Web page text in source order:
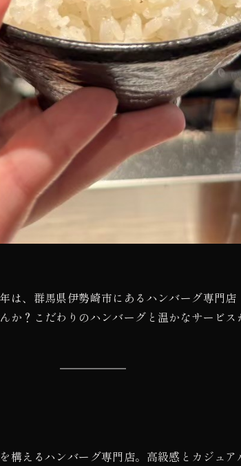
は、群馬県伊勢崎市にあるハンバーグ専門
か？こだわりのハンバーグと温かなサービス
構えるハンバーグ専門店。高級感とカジュ